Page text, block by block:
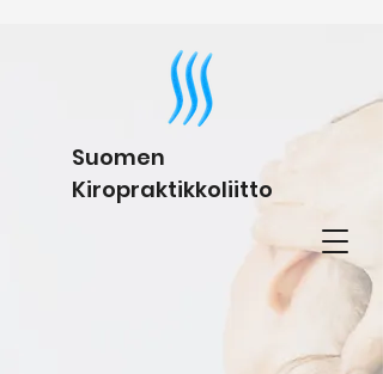
Suomen
Kiropraktikkoliitto